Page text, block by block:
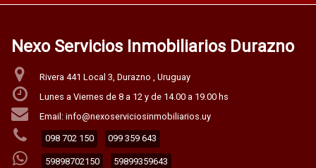
Nexo Servicios Inmobiliarios Durazno
Rivera 441 Local 3, Durazno , Uruguay
Lunes a Viernes de 8 a 12 y de 14.00 a 19.00 hs
Email: info@nexoserviciosinmobiliarios.uy
098 702 150 099 359 643
59898702150 59899359643